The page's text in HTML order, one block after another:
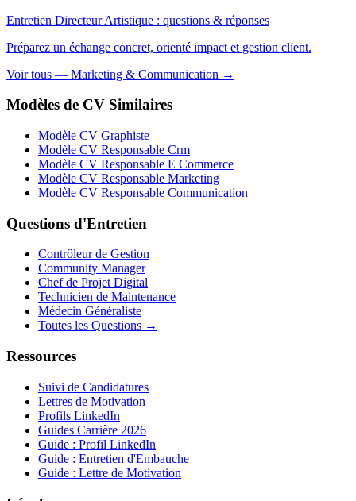
Entretien Directeur Artistique : questions & réponses
Préparez un échange concret, orienté impact et gestion client.
Voir tous — Marketing & Communication →
Modèles de CV Similaires
Modèle CV Graphiste
Modèle CV Responsable Crm
Modèle CV Responsable E Commerce
Modèle CV Responsable Marketing
Modèle CV Responsable Communication
Questions d'Entretien
Contrôleur de Gestion
Community Manager
Chef de Projet Digital
Technicien de Maintenance
Médecin Généraliste
Toutes les Questions →
Ressources
Suivi de Candidatures
Lettres de Motivation
Profils LinkedIn
Guides Carrière 2026
Guide : Profil LinkedIn
Guide : Entretien d'Embauche
Guide : Lettre de Motivation